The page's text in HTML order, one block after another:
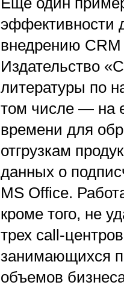
эффективности
внедрению
Издательство
литературы по
том числе — на
времени для
отгрузкам
данных о
MS Office.
кроме того, не
трех call-
занимающихся
объемов